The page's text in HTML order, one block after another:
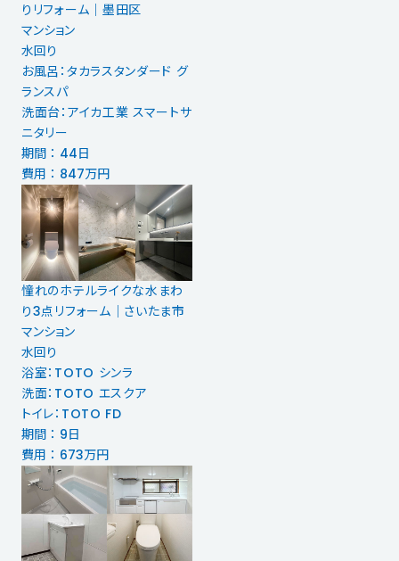
りリフォーム｜墨田区
マンション
水回り
お風呂：タカラスタンダード グ
ランスパ
洗面台：アイカ工業 スマートサ
ニタリー
期間 ： 44日
費用 ： 847万円
憧れのホテルライクな水まわ
り3点リフォーム｜さいたま市
マンション
水回り
浴室：TOTO シンラ
洗面：TOTO エスクア
トイレ：TOTO FD
期間 ： 9日
費用 ： 673万円